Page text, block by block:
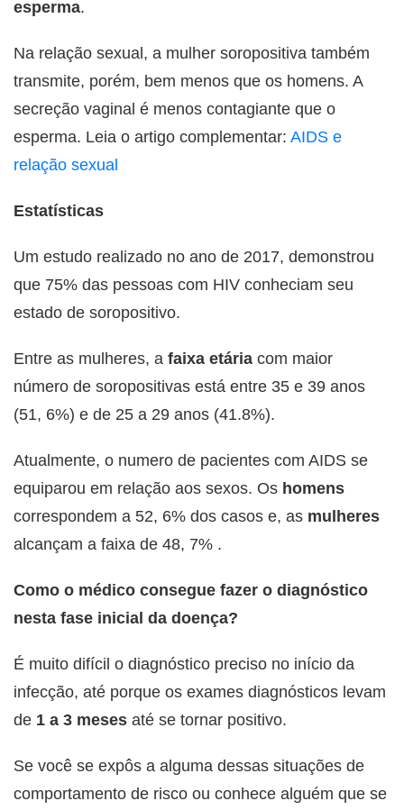
esperma.
Na relação sexual, a mulher soropositiva também
transmite, porém, bem menos que os homens. A
secreção vaginal é menos contagiante que o
esperma. Leia o artigo complementar: AIDS e
relação sexual
Estatísticas
Um estudo realizado no ano de 2017, demonstrou
que 75% das pessoas com HIV conheciam seu
estado de soropositivo.
Entre as mulheres, a faixa etária com maior
número de soropositivas está entre 35 e 39 anos
(51, 6%) e de 25 a 29 anos (41.8%).
Atualmente, o numero de pacientes com AIDS se
equiparou em relação aos sexos. Os homens
correspondem a 52, 6% dos casos e, as mulheres
alcançam a faixa de 48, 7% .
Como o médico consegue fazer o diagnóstico
nesta fase inicial da doença?
É muito difícil o diagnóstico preciso no início da
infecção, até porque os exames diagnósticos levam
de 1 a 3 meses até se tornar positivo.
Se você se expôs a alguma dessas situações de
comportamento de risco ou conhece alguém que se